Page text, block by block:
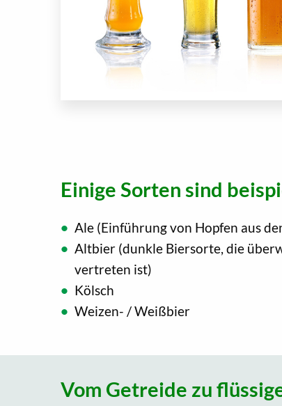
Einige Sorten sind
Ale (Einführung von Hopfen aus
Altbier (dunkle Biersorte, die
vertreten ist)
Kölsch
Weizen- / Weißbier
Vom Getreide zu